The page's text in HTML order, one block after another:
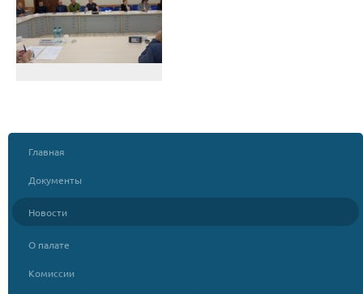
Главная
Документы
Новости
О палате
Комиссии